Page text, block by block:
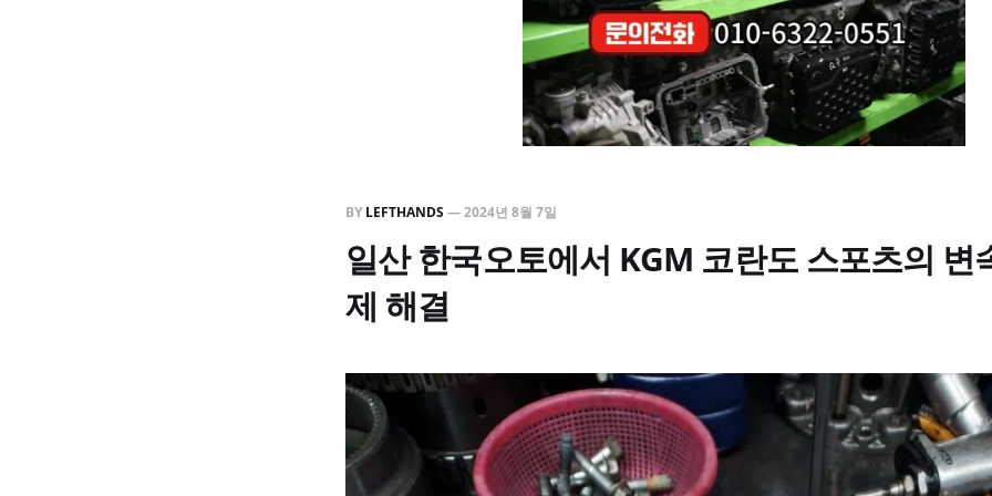
BY LEFTHANDS —2024년 8월 7일
일산 한국오토에서 KGM 코란도 스포츠의 변
제 해결